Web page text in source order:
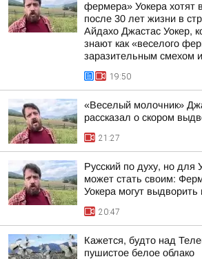
фермера» Уокера хотят
после 30 лет жизни в
Айдахо Джастас Уокер,
знают как «веселого
заразительным смехом
19:50
«Веселый молочник»
рассказал о скором
21:27
Русский по духу, но
может стать своим:
Уокера могут выдворить
20:47
Кажется, будто над
пушистое белое облако